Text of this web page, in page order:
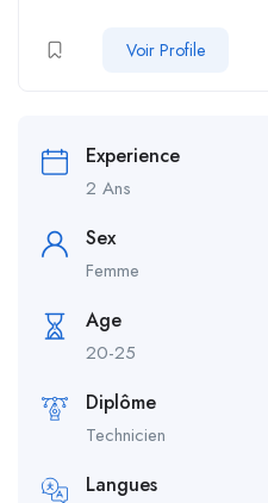
Voir Profile
Experience
2 Ans
Sex
Femme
Age
20-25
Diplôme
Technicien
Langues